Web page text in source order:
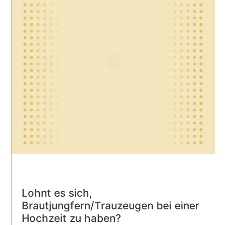
Lohnt es sich,
Brautjungfern/Trauzeugen bei einer
Hochzeit zu haben?